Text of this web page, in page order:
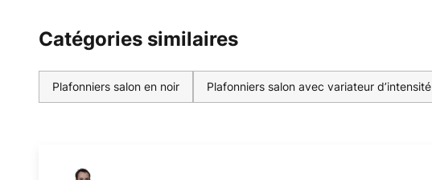
Catégories similaires
Plafonniers salon en noir Plafonniers salon avec variateur d’intensité